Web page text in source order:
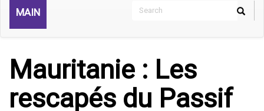
MAIN
Search
Search
Mauritanie : Les
rescapés du Passif